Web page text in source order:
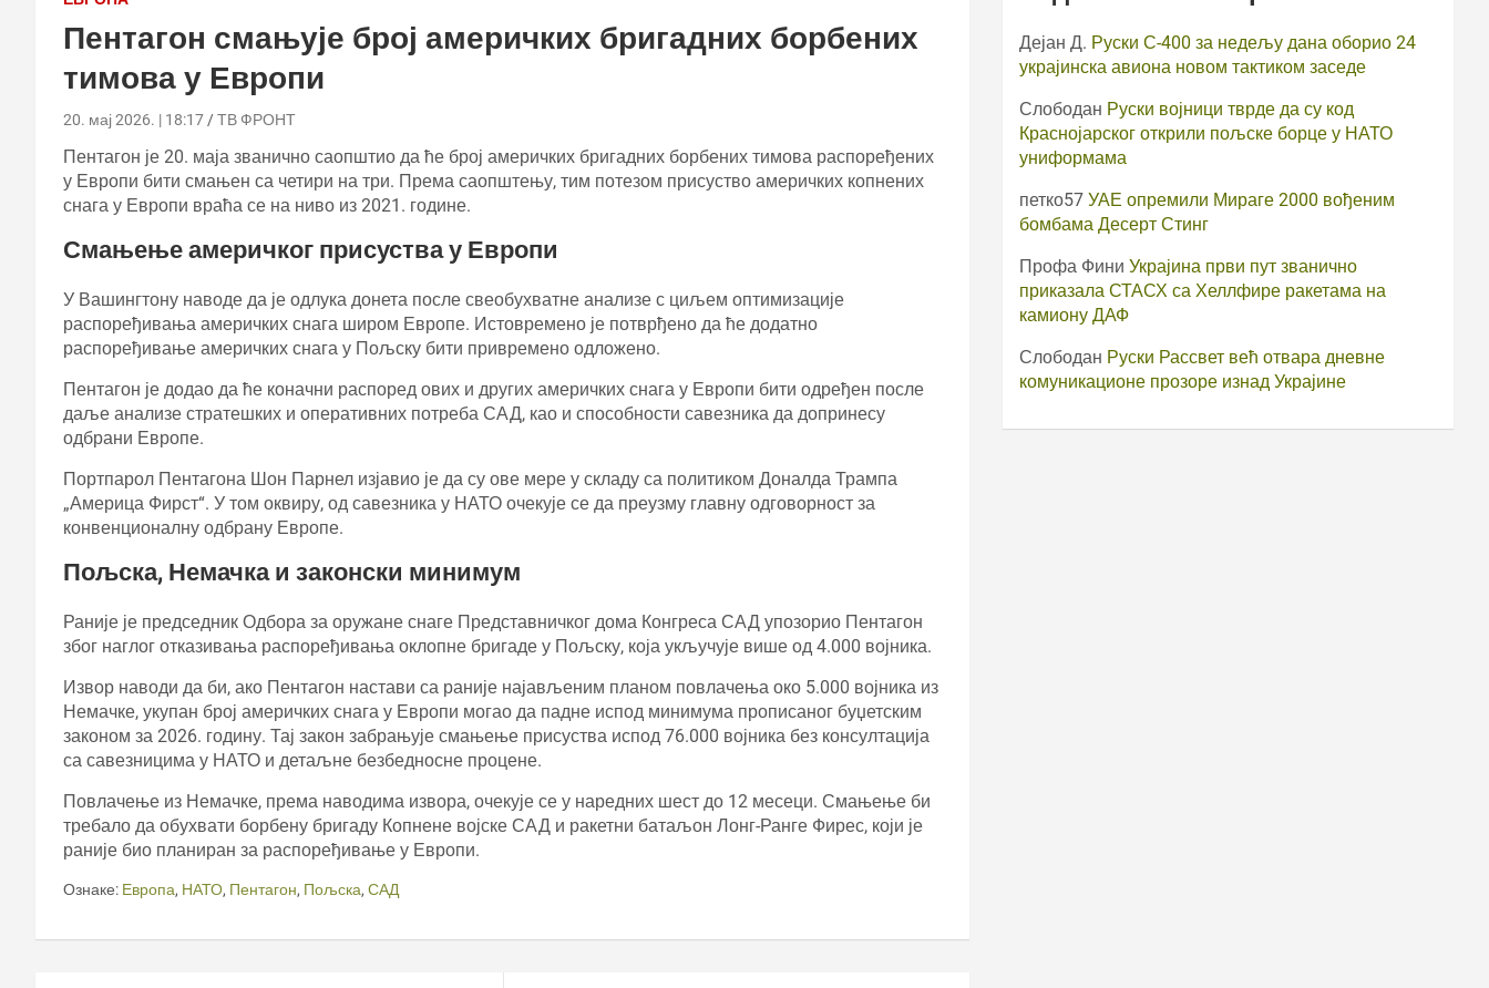
Пентагон смањује број америчких бригадних борбених
тимова у Европи
20. мај 2026. | 18:17 ТВ ФРОНТ
Пентагон је 20. маја званично саопштио да ће број америчких бригадних борбених тимова распоређених
у Европи бити смањен са четири на три. Према саопштењу, тим потезом присуство америчких копнених
снага у Европи враћа се на ниво из 2021. године.
Смањење америчког присуства у Европи
У Вашингтону наводе да је одлука донета после свеобухватне анализе с циљем оптимизације
распоређивања америчких снага широм Европе. Истовремено је потврђено да ће додатно
распоређивање америчких снага у Пољску бити привремено одложено.
Пентагон је додао да ће коначни распоред ових и других америчких снага у Европи бити одређен после
даље анализе стратешких и оперативних потреба САД, као и способности савезника да допринесу
одбрани Европе.
Портпарол Пентагона Шон Парнел изјавио је да су ове мере у складу са политиком Доналда Трампа
„Америца Фирст“. У том оквиру, од савезника у НАТО очекује се да преузму главну одговорност за
конвенционалну одбрану Европе.
Пољска, Немачка и законски минимум
Раније је председник Одбора за оружане снаге Представничког дома Конгреса САД упозорио Пентагон
због наглог отказивања распоређивања оклопне бригаде у Пољску, која укључује више од 4.000 војника.
Извор наводи да би, ако Пентагон настави са раније најављеним планом повлачења око 5.000 војника из
Немачке, укупан број америчких снага у Европи могао да падне испод минимума прописаног буџетским
законом за 2026. годину. Тај закон забрањује смањење присуства испод 76.000 војника без консултација
са савезницима у НАТО и детаљне безбедносне процене.
Повлачење из Немачке, према наводима извора, очекује се у наредних шест до 12 месеци. Смањење би
требало да обухвати борбену бригаду Копнене војске САД и ракетни батаљон Лонг-Ранге Фирес, који је
раније био планиран за распоређивање у Европи.
Ознаке: Европа, НАТО, Пентагон, Пољска, САД
Дејан Д. Руски С-400 за недељу дана оборио 24
украјинска авиона новом тактиком заседе
Слободан Руски војници тврде да су код
Краснојарског открили пољске борце у НАТО
униформама
петко57 УАЕ опремили Мираге 2000 вођеним
бомбама Десерт Стинг
Профа Фини Украјина први пут званично
приказала СТАСХ са Хеллфире ракетама на
камиону ДАФ
Слободан Руски Рассвет већ отвара дневне
комуникационе прозоре изнад Украјине